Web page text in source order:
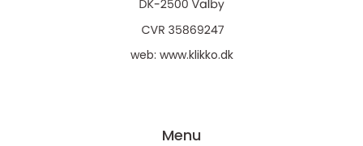
web: www.klikko.dk
Menu